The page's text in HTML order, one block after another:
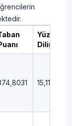
Yüzdelik
Dilim
15,11